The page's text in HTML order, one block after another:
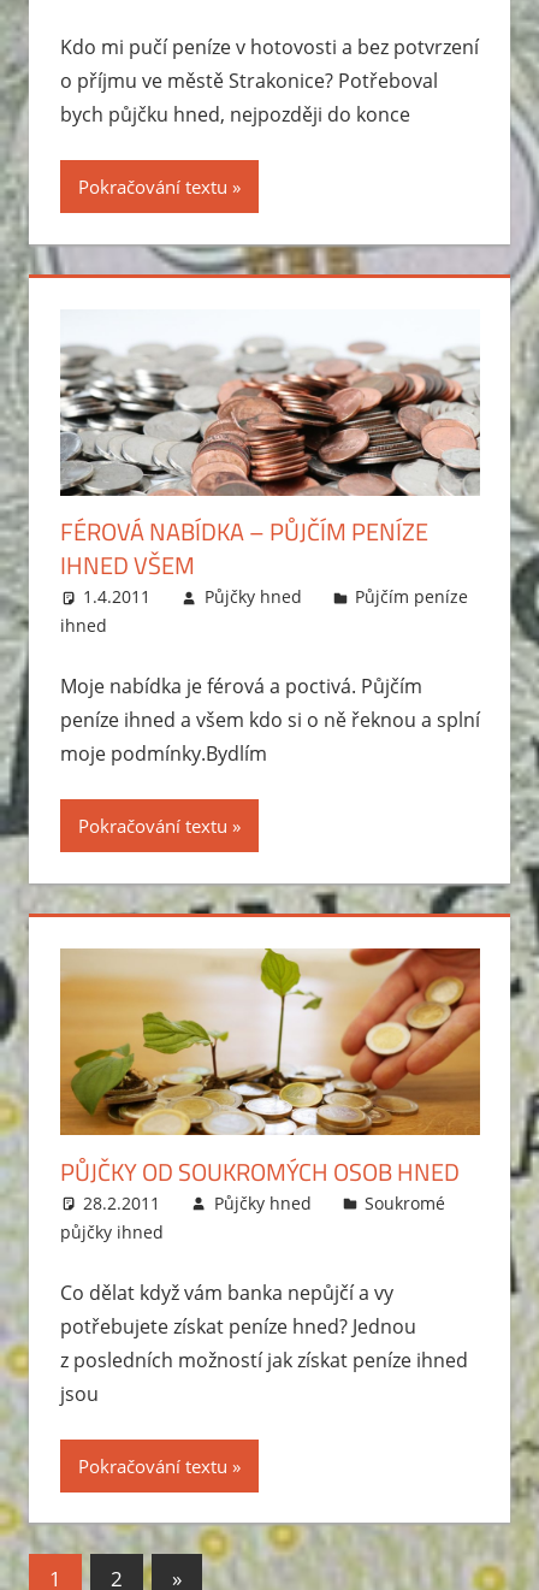
Kdo mi pučí peníze v hotovosti a bez potvrzení
o příjmu ve městě Strakonice? Potřeboval
bych půjčku hned, nejpozději do konce
Pokračování textu
FÉROVÁ NABÍDKA – PŮJČÍM PENÍZE
IHNED VŠEM
1.4.2011 Půjčky hned
Půjčím peníze
ihned
Moje nabídka je férová a poctivá. Půjčím
peníze ihned a všem kdo si o ně řeknou a splní
moje podmínky.Bydlím
Pokračování textu
PŮJČKY OD SOUKROMÝCH OSOB HNED
28.2.2011 Půjčky hned
Soukromé
půjčky ihned
Co dělat když vám banka nepůjčí a vy
potřebujete získat peníze hned? Jednou
z posledních možností jak získat peníze ihned
jsou
Pokračování textu
1 2 Next
»